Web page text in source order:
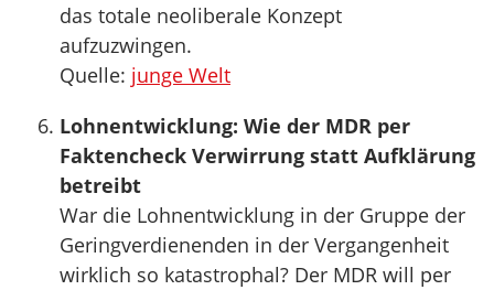
das totale neoliberale Konzept
aufzuzwingen.
Quelle: junge Welt
Lohnentwicklung: Wie der MDR per
Faktencheck Verwirrung statt Aufklärung
betreibt
War die Lohnentwicklung in der Gruppe der
Geringverdienenden in der Vergangenheit
wirklich so katastrophal? Der MDR will per